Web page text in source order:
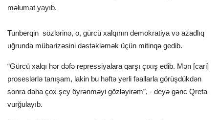
məlumat yayıb.
Tunberqin sözlərinə, o, gürcü xalqının demokratiya və azadlıq
uğrunda mübarizəsini dəstəkləmək üçün mitinqə gedib.
“Gürcü xalqı hər dəfə repressiyalara qarşı çıxış edib. Mən [cari]
proseslərlə tanışam, lakin bu həftə yerli fəallarla görüşdükdən
sonra daha çox şey öyrənməyi gözləyirəm”, - deyə gənc Qreta
vurğulayıb.